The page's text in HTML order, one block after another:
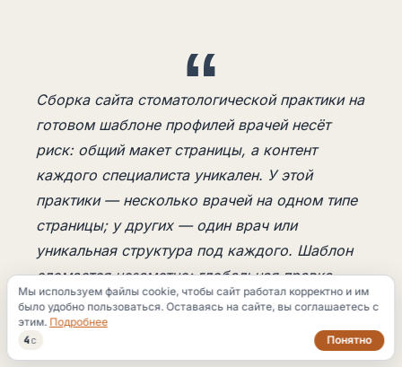
Сборка сайта стоматологической практики на
готовом шаблоне профилей врачей несёт
риск: общий макет страницы, а контент
каждого специалиста уникален. У этой
практики — несколько врачей на одном типе
страницы; у других — один врач или
уникальная структура под каждого. Шаблон
сломается незаметно: глобальная правка
макета применится сразу ко всем профилям,
локальные переопределения для одного
врача затронут остальных, а уникальные
Мы используем файлы cookie, чтобы сайт работал корректно и им
было удобно пользоваться. Оставаясь на сайте, вы соглашаетесь с
этим. Подробнее
3с Понятно